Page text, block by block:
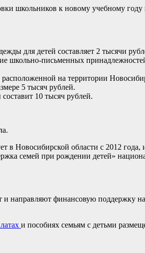
школьников к новому учебному
для детей составляет 2 тысячи
школьно-письменных
на территории
5 тысяч рублей.
10 тысяч рублей.
в Новосибирской области с 2012 года,
семей при рождении детей»
направляют финансовую поддержку
и пособиях семьям с детьми